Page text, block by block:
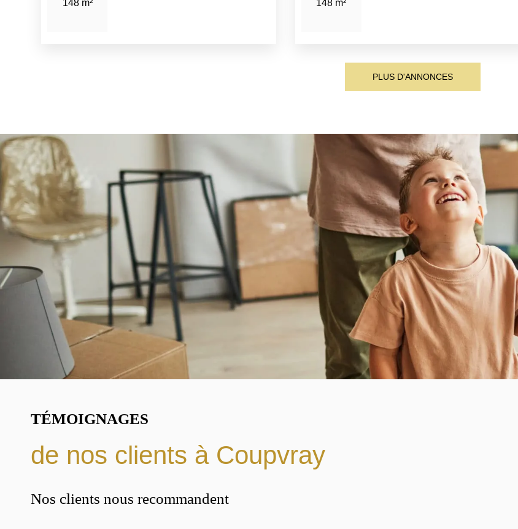
148 m² 148 m²
PLUS D'ANNONCES
TÉMOIGNAGES
de nos clients à Coupvray
Nos clients nous recommandent